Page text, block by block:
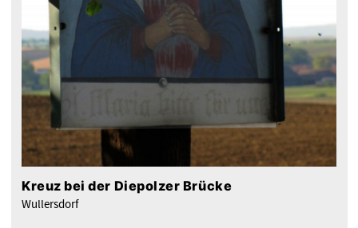
Kreuz bei der Diepolzer Brücke
Wullersdorf